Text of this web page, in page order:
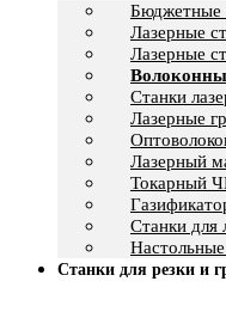
Бюджетные
Лазерные
Лазерные
Станки
Лазерные
Лазерный
Токарный
Cтанки для
Станки для резки и